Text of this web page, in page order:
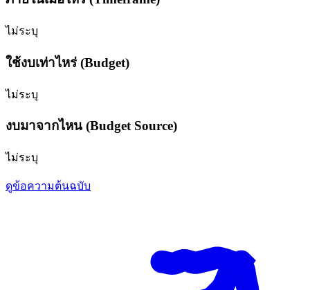
ไม่ระบุ
ใช้งบเท่าไหร่ (Budget)
ไม่ระบุ
งบมาจากไหน (Budget Source)
ไม่ระบุ
ดูข้อความต้นฉบับ